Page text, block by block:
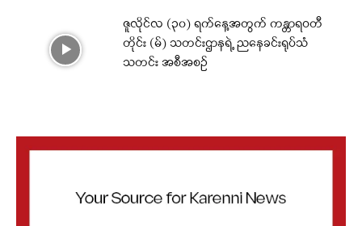
ဇူလိုင်လ (၃၀) ရက်နေ့အတွက် ကန္တာရဝတီ
တိုင်း (မ်) သတင်းဌာနရဲ့ ညနေခင်းရုပ်သံ
သတင်း အစီအစဉ်